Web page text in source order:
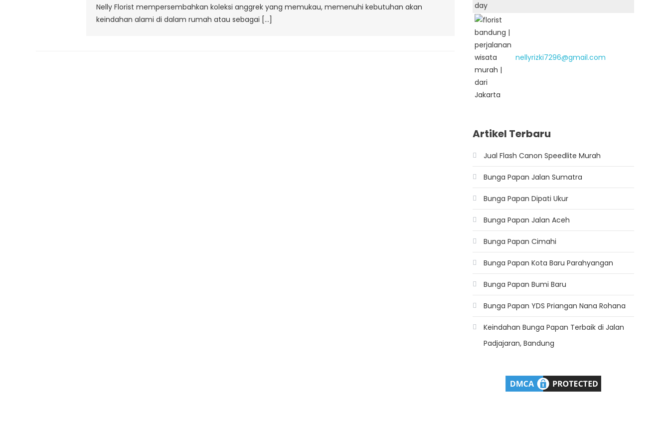
Nelly Florist mempersembahkan koleksi anggrek yang memukau, memenuhi kebutuhan akan
keindahan alami di dalam rumah atau sebagai […]
nellyrizki7296@gmail.com
Artikel Terbaru
Jual Flash Canon Speedlite Murah
Bunga Papan Jalan Sumatra
Bunga Papan Dipati Ukur
Bunga Papan Jalan Aceh
Bunga Papan Cimahi
Bunga Papan Kota Baru Parahyangan
Bunga Papan Bumi Baru
Bunga Papan YDS Priangan Nana Rohana
Keindahan Bunga Papan Terbaik di Jalan
Padjajaran, Bandung